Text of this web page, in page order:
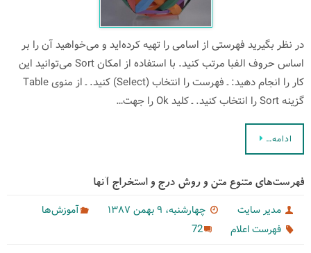
در نظر بگیرید فهرستی از اسامی را تهیه كرده‌اید و می‌خواهید آن را بر
اساس حروف الفبا مرتب كنید. با استفاده از امكان Sort می‌توانید این
كار را انجام دهید: ـ فهرست را انتخاب (Select) كنید. ـ از منوی Table
گزینه Sort را انتخاب كنید. ـ كلید Ok را جهت…
ادامه…
فهرست‌های متنوع متن و روش درج و استخراج آنها
مدیر سایت چهارشنبه، ۹ بهمن ۱۳۸۷
آموزش‌ها
فهرست اعلام
72